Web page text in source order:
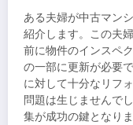
ある夫婦が中古マン
紹介します。この夫
前に物件のインスペ
の一部に更新が必要
に対して十分なリフ
問題は生じませんで
集が成功の鍵となりま